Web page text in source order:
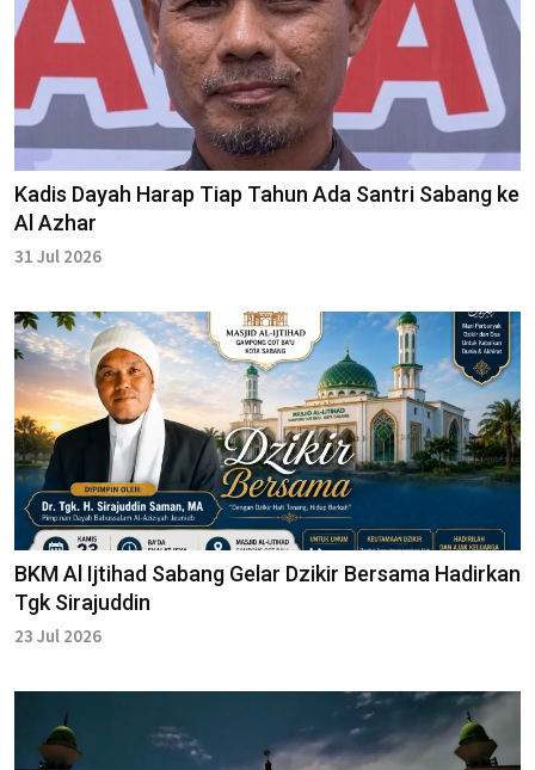
Kadis Dayah Harap Tiap Tahun Ada Santri Sabang ke
Al Azhar
31 Jul 2026
BKM Al Ijtihad Sabang Gelar Dzikir Bersama Hadirkan
Tgk Sirajuddin
23 Jul 2026